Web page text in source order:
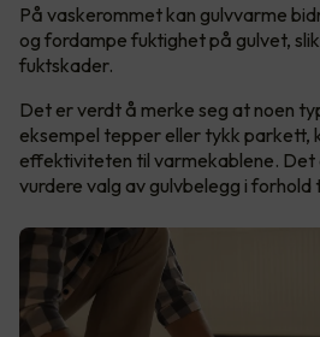
På vaskerommet kan gulvvarme
og fordampe fuktighet på gulvet,
fuktskader.
Det er verdt å merke seg at noen
eksempel tepper eller tykk parkett,
effektiviteten til varmekablene.
vurdere valg av gulvbelegg i forhold